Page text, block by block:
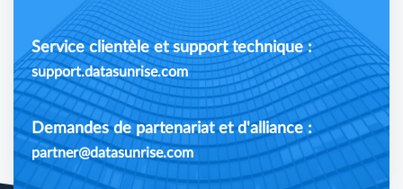
Service clientèle et support technique :
support.datasunrise.com
Demandes de partenariat et d'alliance :
partner@datasunrise.com